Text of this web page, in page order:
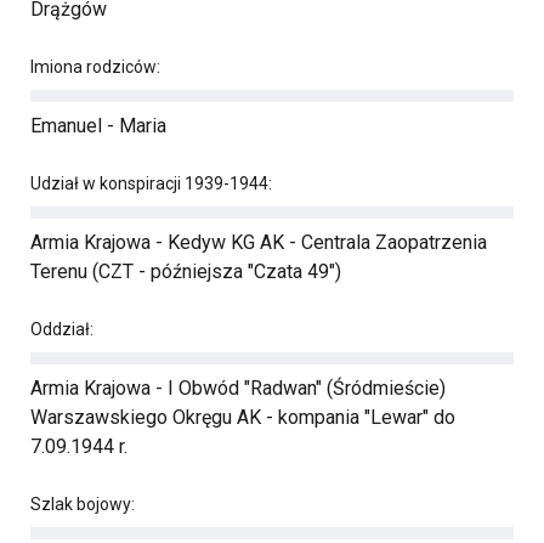
Drążgów
Imiona rodziców:
Emanuel - Maria
Udział w konspiracji 1939-1944:
Armia Krajowa - Kedyw KG AK - Centrala Zaopatrzenia
Terenu (CZT - późniejsza "Czata 49")
Oddział:
Armia Krajowa - I Obwód "Radwan" (Śródmieście)
Warszawskiego Okręgu AK - kompania "Lewar" do
7.09.1944 r.
Szlak bojowy: